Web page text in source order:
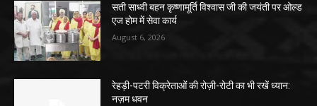
सती साध्वी बहन कृष्णामूर्ति विश्वास जी की जयंती पर ओल्ड
एज होम में सेवा कार्य
August 6, 2026
रेहड़ी-पटरी विक्रेताओं की रोज़ी-रोटी का भी रखें ध्यान:
नज़म धवन